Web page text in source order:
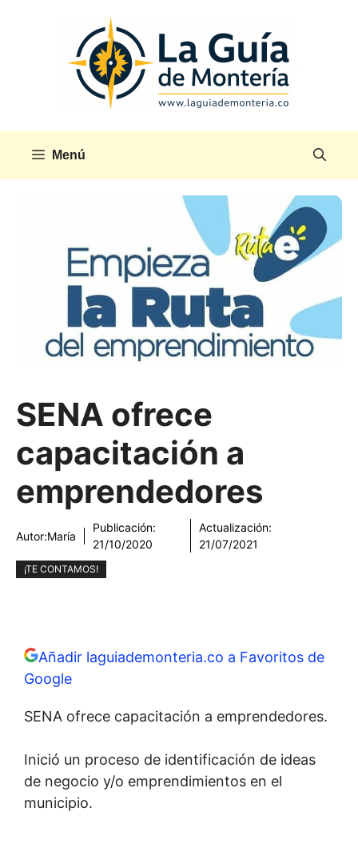
Menú
SENA ofrece
capacitación a
emprendedores
Autor:María
Publicación:
21/10/2020
Actualización:
21/07/2021
¡TE CONTAMOS!
Añadir laguiademonteria.co a Favoritos de
Google
SENA ofrece capacitación a emprendedores.
Inició un proceso de identificación de ideas
de negocio y/o emprendimientos en el
municipio.